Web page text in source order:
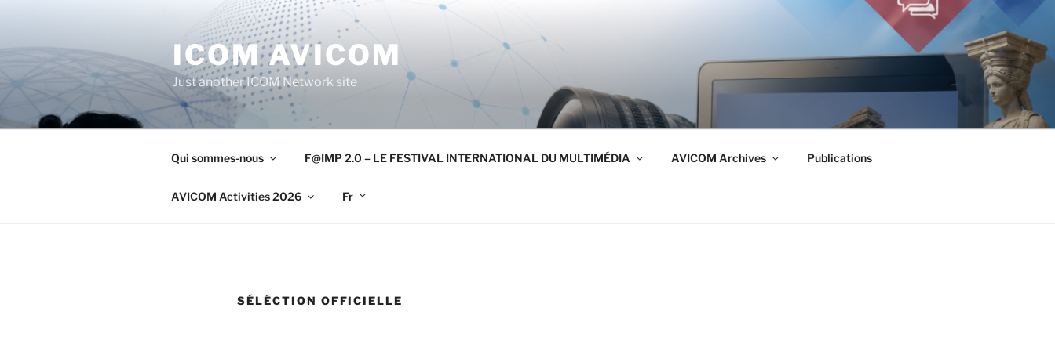
contenu
ICOM AVICOM
Just another ICOM Network site
Qui sommes-nous F@IMP 2.0 – LE FESTIVAL INTERNATIONAL DU MULTIMÉDIA AVICOM Archives Publications
AVICOM Activities 2026 Fr
SÉLÉCTION OFFICIELLE